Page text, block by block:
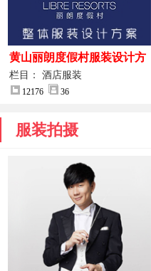
黄山丽朗度假村服装设计方
案
栏目： 酒店服装
12176 36
服装拍摄